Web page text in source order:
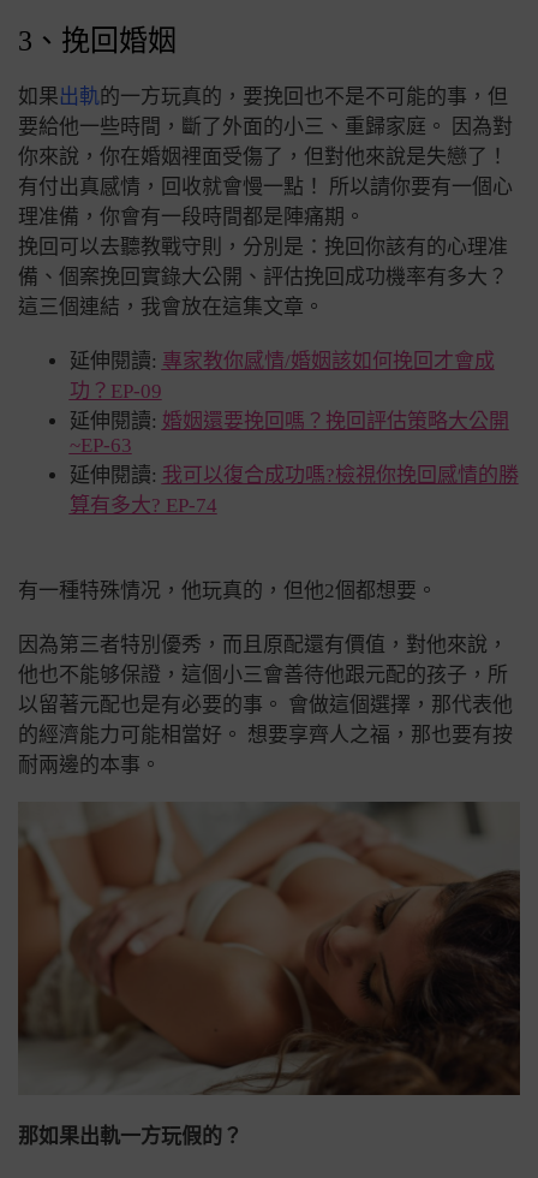
3、挽回婚姻
如果出軌的一方玩真的，要挽回也不是不可能的事，但
要給他一些時間，斷了外面的小三、重歸家庭。 因為對
你來說，你在婚姻裡面受傷了，但對他來說是失戀了！
有付出真感情，回收就會慢一點！ 所以請你要有一個心
理准備，你會有一段時間都是陣痛期。
挽回可以去聽教戰守則，分別是：挽回你該有的心理准
備、個案挽回實錄大公開、評估挽回成功機率有多大？
這三個連結，我會放在這集文章。
延伸閱讀: 專家教你感情/婚姻該如何挽回才會成
功？EP-09
延伸閱讀: 婚姻還要挽回嗎？挽回評估策略大公開
~EP-63
延伸閱讀: 我可以復合成功嗎?檢視你挽回感情的勝
算有多大? EP-74
有一種特殊情况，他玩真的，但他2個都想要。
因為第三者特別優秀，而且原配還有價值，對他來說，
他也不能够保證，這個小三會善待他跟元配的孩子，所
以留著元配也是有必要的事。 會做這個選擇，那代表他
的經濟能力可能相當好。 想要享齊人之福，那也要有按
耐兩邊的本事。
那如果出軌一方玩假的？